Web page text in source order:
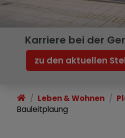
Ver- & Entsorgung
Planen & Bauen
Umwelt & Energie
Wirtschaft & Gewerbe
Karriere bei der
zu den aktuellen
Leben & Wohnen
Bauleitplaung